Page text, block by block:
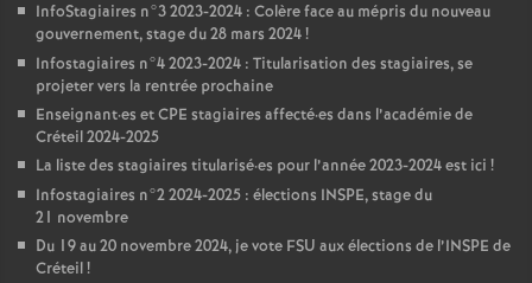
InfoStagiaires n°3 2023-2024 : Colère face au mépris du nouveau
gouvernement, stage du 28 mars 2024!
Infostagiaires n°4 2023-2024 : Titularisation des stagiaires, se
projeter vers la rentrée prochaine
Enseignant·es etCPE stagiaires affecté·es dans l’académie de
Créteil 2024-2025
La liste des stagiaires titularisé·es pour l’année 2023-2024 est ici !
Infostagiaires n°2 2024-2025 : élections INSPE, stage du
21 novembre
Du 19 au 20 novembre 2024, je vote FSU aux élections de l’INSPE de
Créteil!